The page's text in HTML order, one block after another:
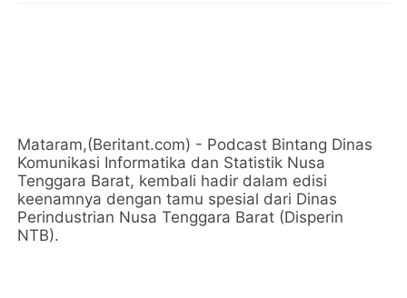
Mataram,(Beritant.com) - Podcast Bintang Dinas
Komunikasi Informatika dan Statistik Nusa
Tenggara Barat, kembali hadir dalam edisi
keenamnya dengan tamu spesial dari Dinas
Perindustrian Nusa Tenggara Barat (Disperin
NTB).